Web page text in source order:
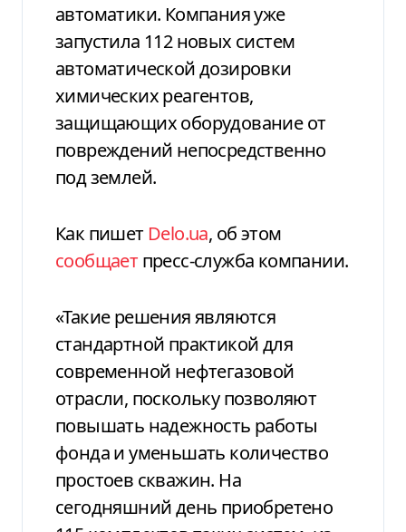
автоматики. Компания уже
запустила 112 новых систем
автоматической дозировки
химических реагентов,
защищающих оборудование от
повреждений непосредственно
под землей.
Как пишет Delo.ua, об этом
сообщает пресс-служба компании.
«Такие решения являются
стандартной практикой для
современной нефтегазовой
отрасли, поскольку позволяют
повышать надежность работы
фонда и уменьшать количество
простоев скважин. На
сегодняшний день приобретено